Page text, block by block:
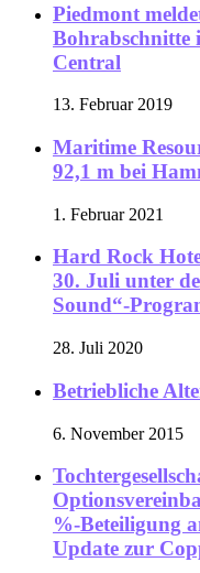
Piedmont
Bohrabschnitte
Central
13. Februar 2019
Maritime
92,1 m bei
1. Februar 2021
Hard Rock
30. Juli unter
Sound“-
28. Juli 2020
Betriebliche
6. November 2015
%-Beteiligung
Update zur